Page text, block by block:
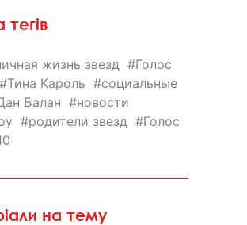
жизнь звезд
Голос
Тина Кароль
социальные
Балан
новости
родители звезд
Голос
на тему